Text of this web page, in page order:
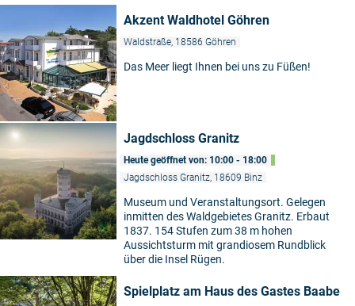
Akzent Waldhotel Göhren
Waldstraße, 18586 Göhren
Das Meer liegt Ihnen bei uns zu Füßen!
Jagdschloss Granitz
Heute geöffnet von: 10:00 - 18:00
Jagdschloss Granitz, 18609 Binz
Museum und Veranstaltungsort. Gelegen
inmitten des Waldgebietes Granitz. Erbaut
1837. 154 Stufen zum 38 m hohen
Aussichtsturm mit grandiosem Rundblick
über die Insel Rügen.
Spielplatz am Haus des Gastes Baabe